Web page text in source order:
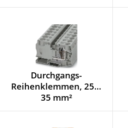
Durchgangs-
Reihenklemmen, 25…
35 mm²